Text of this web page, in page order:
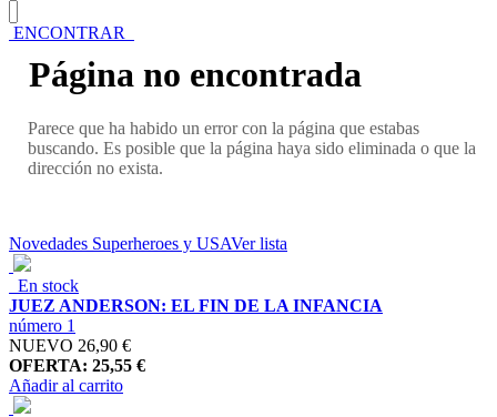
ENCONTRAR
Página no encontrada
Parece que ha habido un error con la página que estabas
buscando. Es posible que la página haya sido eliminada o que la
dirección no exista.
Novedades Superheroes y USAVer lista
En stock
JUEZ ANDERSON: EL FIN DE LA INFANCIA
número 1
NUEVO 26,90 €
OFERTA: 25,55 €
Añadir al carrito